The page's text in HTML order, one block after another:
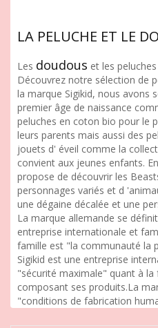
LA PELUCHE ET LE
Les doudous et les
Découvrez notre sélection de
la marque Sigikid, nous avons
premier âge de naissance
peluches en coton bio pour le
leurs parents mais aussi des
jouets d' éveil comme la
convient aux jeunes enfants.
propose de découvrir les
personnages variés et d
une dégaine décalée et une
La marque allemande se
entreprise internationale et
famille est "la communauté la
Sigikid est une entreprise
"sécurité maximale" quant à
composant ses produits.La
"conditions de fabrication